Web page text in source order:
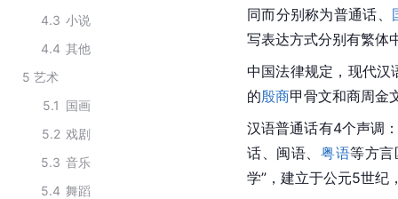
4.3 小说
4.4 其他
5 艺术
5.1 国画
5.2 戏剧
5.3 音乐
5.4 舞蹈
同而分别称为普通话
写表达方式分别有繁体
中国法律规定，现代汉
的殷商甲骨文和商周金
汉语普通话有4个声调
话、闽语、 粤语等方
学”，建立于公元5世纪